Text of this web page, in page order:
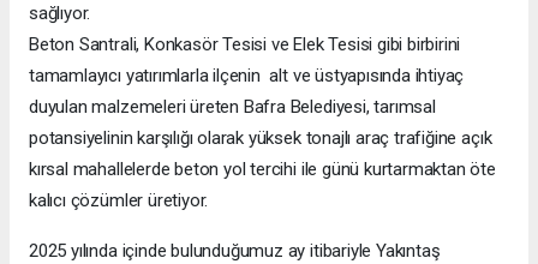
sağlıyor.
Beton Santrali, Konkasör Tesisi ve Elek Tesisi gibi birbirini
tamamlayıcı yatırımlarla ilçenin alt ve üstyapısında ihtiyaç
duyulan malzemeleri üreten Bafra Belediyesi, tarımsal
potansiyelinin karşılığı olarak yüksek tonajlı araç trafiğine açık
kırsal mahallelerde beton yol tercihi ile günü kurtarmaktan öte
kalıcı çözümler üretiyor.
2025 yılında içinde bulunduğumuz ay itibariyle Yakıntaş